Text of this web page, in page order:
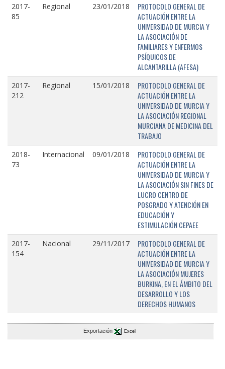
2017-
85
Regional 23/01/2018
PROTOCOLO GENERAL DE
ACTUACIÓN ENTRE LA
UNIVERSIDAD DE MURCIA Y
LA ASOCIACIÓN DE
FAMILIARES Y ENFERMOS
PSÍQUICOS DE
ALCANTARILLA (AFESA)
2017-
212
Regional 15/01/2018
PROTOCOLO GENERAL DE
ACTUACIÓN ENTRE LA
UNIVERSIDAD DE MURCIA Y
LA ASOCIACIÓN REGIONAL
MURCIANA DE MEDICINA DEL
TRABAJO
2018-
73
Internacional 09/01/2018
PROTOCOLO GENERAL DE
ACTUACIÓN ENTRE LA
UNIVERSIDAD DE MURCIA Y
LA ASOCIACIÓN SIN FINES DE
LUCRO CENTRO DE
POSGRADO Y ATENCIÓN EN
EDUCACIÓN Y
ESTIMULACIÓN CEPAEE
2017-
154
Nacional 29/11/2017
PROTOCOLO GENERAL DE
ACTUACIÓN ENTRE LA
UNIVERSIDAD DE MURCIA Y
LA ASOCIACIÓN MUJERES
BURKINA, EN EL ÁMBITO DEL
DESARROLLO Y LOS
DERECHOS HUMANOS
Exportación Excel